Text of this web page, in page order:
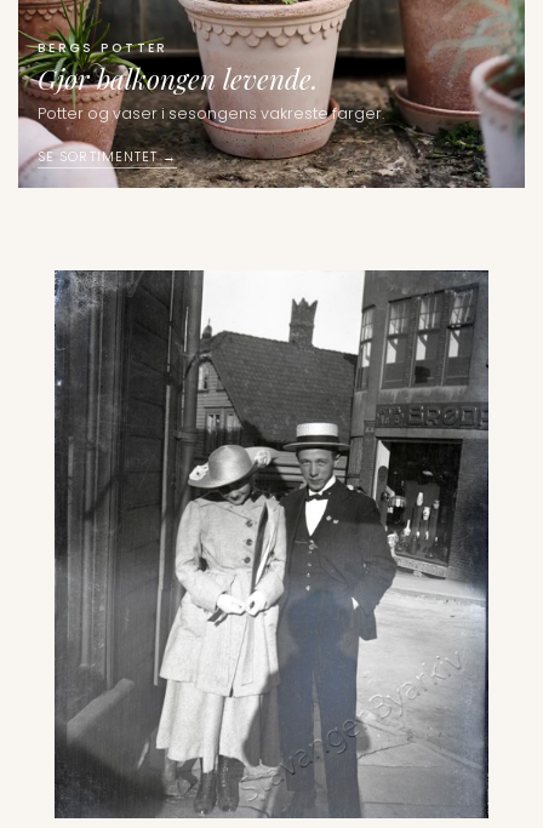
BERGS POTTER
Gjør balkongen levende.
Potter og vaser i sesongens vakreste farger.
SE SORTIMENTET →